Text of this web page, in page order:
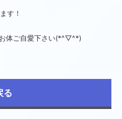
す！
体ご自愛下さい(*^▽^*)
る